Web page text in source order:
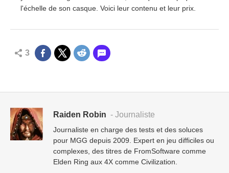
l'échelle de son casque. Voici leur contenu et leur prix.
3
Raiden Robin - Journaliste
Journaliste en charge des tests et des soluces
pour MGG depuis 2009. Expert en jeu difficiles ou
complexes, des titres de FromSoftware comme
Elden Ring aux 4X comme Civilization.